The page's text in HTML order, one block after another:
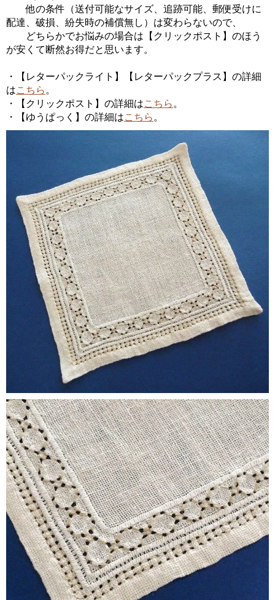
他の条件（送付可能なサイズ、追跡可能、郵便受けに
配達、破損、紛失時の補償無し）は変わらないので、
どちらかでお悩みの場合は【クリックポスト】のほう
が安くて断然お得だと思います。
・【レターパックライト】【レターパックプラス】の詳細
はこちら 。
・【クリックポスト】の詳細はこちら 。
・【ゆうぱっく】の詳細はこちら 。